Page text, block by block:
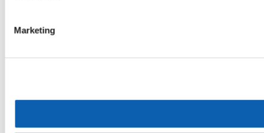
Marketing